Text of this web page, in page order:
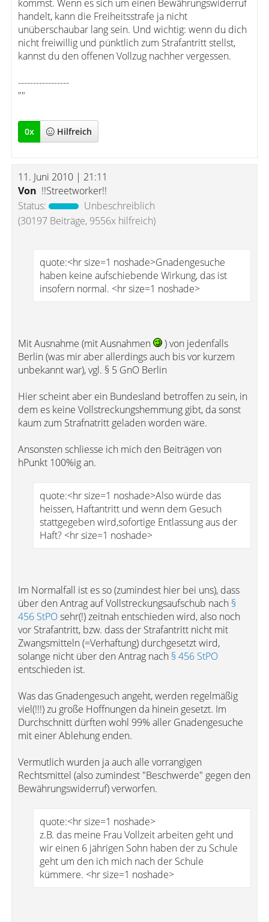
kommst. Wenn es sich um einen Bewährungswiderruf
handelt, kann die Freiheitsstrafe ja nicht
unüberschaubar lang sein. Und wichtig: wenn du dich
nicht freiwillig und pünktlich zum Strafantritt stellst,
kannst du den offenen Vollzug nachher vergessen.
-----------------
""
0x Hilfreich
11. Juni 2010 | 21:11
Von !!Streetworker!!
Status:
Unbeschreiblich
(30197 Beiträge, 9556x hilfreich)
quote:<hr size=1 noshade>Gnadengesuche
haben keine aufschiebende Wirkung, das ist
insofern normal. <hr size=1 noshade>
Mit Ausnahme (mit Ausnahmen
) von jedenfalls
Berlin (was mir aber allerdings auch bis vor kurzem
unbekannt war), vgl. § 5 GnO Berlin
Hier scheint aber ein Bundesland betroffen zu sein, in
dem es keine Vollstreckungshemmung gibt, da sonst
kaum zum Strafnatritt geladen worden wäre.
Ansonsten schliesse ich mich den Beiträgen von
hPunkt 100%ig an.
quote:<hr size=1 noshade>Also würde das
heissen, Haftantritt und wenn dem Gesuch
stattgegeben wird,sofortige Entlassung aus der
Haft? <hr size=1 noshade>
Im Normalfall ist es so (zumindest hier bei uns), dass
über den Antrag auf Vollstreckungsaufschub nach §
456 StPOsehr(!) zeitnah entschieden wird, also noch
vor Strafantritt, bzw. dass der Strafantritt nicht mit
Zwangsmitteln (=Verhaftung) durchgesetzt wird,
solange nicht über den Antrag nach § 456 StPO
entschieden ist.
Was das Gnadengesuch angeht, werden regelmäßig
viel(!!!) zu große Hoffnungen da hinein gesetzt. Im
Durchschnitt dürften wohl 99% aller Gnadengesuche
mit einer Ablehung enden.
Vermutlich wurden ja auch alle vorrangigen
Rechtsmittel (also zumindest "Beschwerde" gegen den
Bewährungswiderruf) verworfen.
quote:<hr size=1 noshade>
z.B. das meine Frau Vollzeit arbeiten geht und
wir einen 6 jährigen Sohn haben der zu Schule
geht um den ich mich nach der Schule
kümmere. <hr size=1 noshade>